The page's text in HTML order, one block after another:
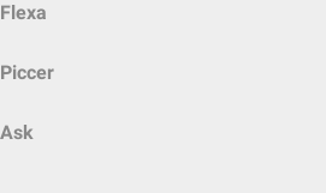
Flexa
Piccer
Ask